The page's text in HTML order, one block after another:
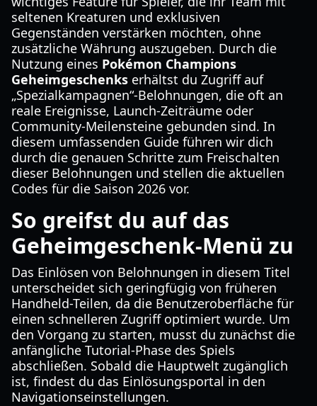
seltenen Kreaturen und exklusiven
Gegenständen verstärken möchten, ohne
zusätzliche Währung auszugeben. Durch die
Nutzung eines Pokémon Champions
Geheimgeschenks erhältst du Zugriff auf
„Spezialkampagnen“-Belohnungen, die oft an
reale Ereignisse, Launch-Zeiträume oder
Community-Meilensteine gebunden sind. In
diesem umfassenden Guide führen wir dich
durch die genauen Schritte zum Freischalten
dieser Belohnungen und stellen die aktuellen
Codes für die Saison 2026 vor.
So greifst du auf das
Geheimgeschenk-Menü zu
Das Einlösen von Belohnungen in diesem Titel
unterscheidet sich geringfügig von früheren
Handheld-Teilen, da die Benutzeroberfläche für
einen schnelleren Zugriff optimiert wurde. Um
den Vorgang zu starten, musst du zunächst die
anfängliche Tutorial-Phase des Spiels
abschließen. Sobald die Hauptwelt zugänglich
ist, findest du das Einlösungsportal in den
Navigationseinstellungen.